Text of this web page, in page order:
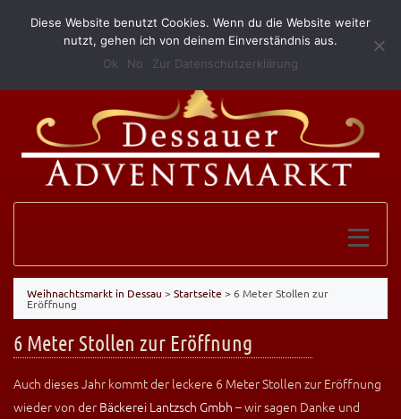
(0340) 52 10 146 info@grillundimbissmerkel.de
Weihnachtsmarkt in Dessau > Startseite > 6 Meter Stollen zur
Eröffnung
6 Meter Stollen zur Eröffnung
Auch dieses Jahr kommt der leckere 6 Meter Stollen zur Eröffnung
wieder von der Bäckerei Lantzsch Gmbh – wir sagen Danke und
Diese Website benutzt Cookies. Wenn du die Website weiter
nutzt, gehen ich von deinem Einverständnis aus.
Ok
No Zur Datenschutzerklärung